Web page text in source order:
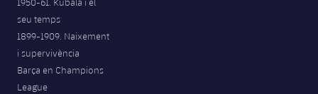
1950-61. Kubala i el
seu temps
1899-1909. Naixement
i supervivència
Barça en Champions
League